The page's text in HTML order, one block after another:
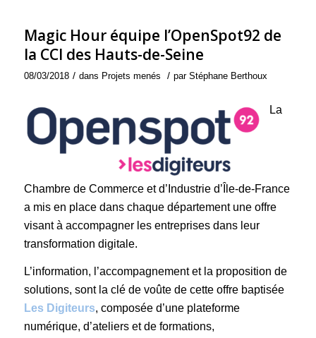
Magic Hour équipe l’OpenSpot92 de
la CCI des Hauts-de-Seine
08/03/2018 / dans Projets menés / par Stéphane Berthoux
La
Chambre de Commerce et d’Industrie d’Île-de-France
a mis en place dans chaque département une offre
visant à accompagner les entreprises dans leur
transformation digitale.
L’information, l’accompagnement et la proposition de
solutions, sont la clé de voûte de cette offre baptisée
Les Digiteurs, composée d’une plateforme
numérique, d’ateliers et de formations,